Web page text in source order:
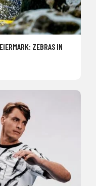
ZEBRAS IN